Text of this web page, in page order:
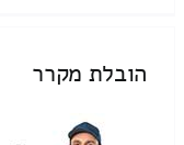
הובלת מקרר